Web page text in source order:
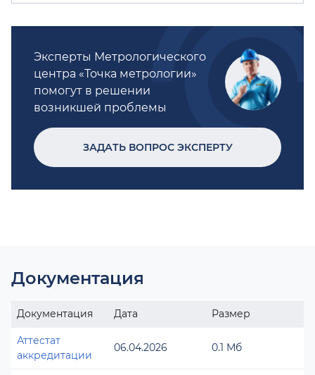
Эксперты Метрологического
центра «Точка метрологии»
помогут в решении
возникшей проблемы
ЗАДАТЬ ВОПРОС ЭКСПЕРТУ
Документация
Документация Дата Размер
Аттестат
аккредитации
06.04.2026 0.1 Мб